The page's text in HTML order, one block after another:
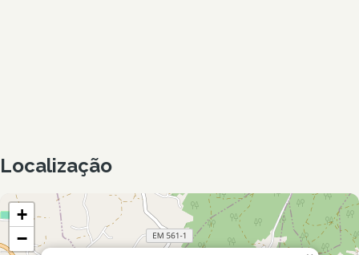
Localização
+
−